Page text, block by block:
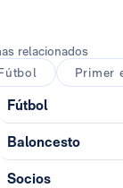
relacionados
Primer
Fútbol
Baloncesto
Socios